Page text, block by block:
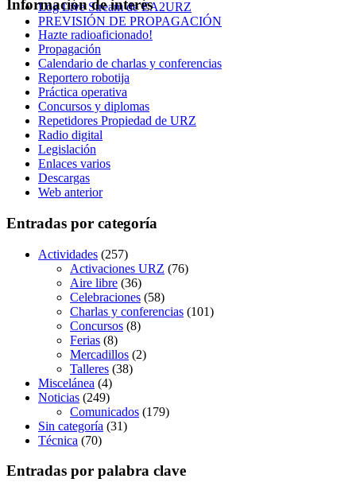
Log Live Stream de EA2URZ
PREVISIÓN DE PROPAGACIÓN
Información de interés
Hazte radioaficionado!
Propagación
Calendario de charlas y conferencias
Reportero robotija
Práctica operativa
Concursos y diplomas
Repetidores Propiedad de URZ
Radio digital
Legislación
Enlaces varios
Descargas
Web anterior
Entradas por categoría
Actividades (257)
Activaciones URZ (76)
Aire libre (36)
Celebraciones (58)
Charlas y conferencias (101)
Concursos (8)
Ferias (8)
Mercadillos (2)
Talleres (38)
Miscelánea (4)
Noticias (249)
Comunicados (179)
Sin categoría (31)
Técnica (70)
Entradas por palabra clave